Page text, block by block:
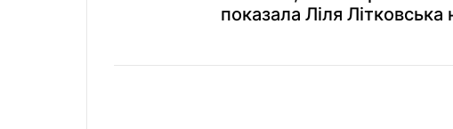
показала Ліля